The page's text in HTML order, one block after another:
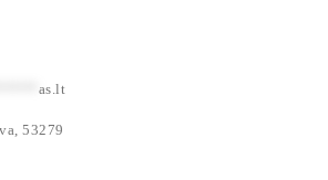
as.lt
53279